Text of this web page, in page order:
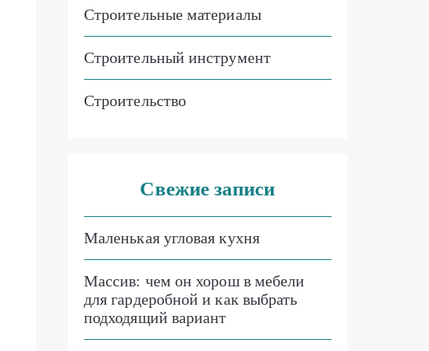
Строительные материалы
Строительный инструмент
Строительство
Свежие записи
Маленькая угловая кухня
Массив: чем он хорош в мебели
для гардеробной и как выбрать
подходящий вариант